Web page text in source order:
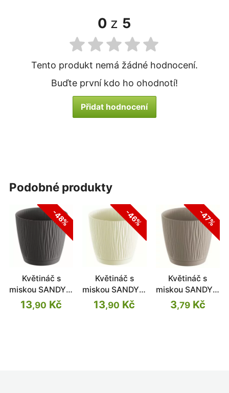
0 z 5
Tento produkt nemá žádné hodnocení.
Buďte první kdo ho ohodnotí!
Přidat hodnocení
podobné produkty
-48%
Květináč s
miskou SANDY P
antracit 10,8cm
13,90 Kč
-46%
Květináč s
miskou SANDY P
krémový 10,8cm
13,90 Kč
-47%
Květináč s
miskou SANDY P
mocca 10,8cm
3,79Kč